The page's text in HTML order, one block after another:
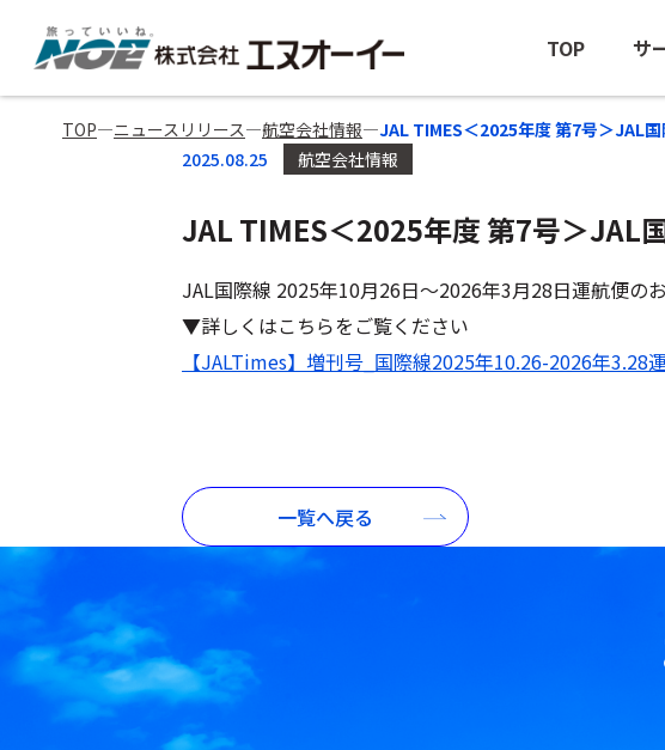
TOP サ
TOP―ニュースリリース―航空会社情報―JAL TIMES＜2025年度 第7号＞JAL
2025.08.25
航空会社情報
JAL TIMES＜2025年度 第7号＞JAL
JAL国際線 2025年10月26日～2026年3月28日運航便の
▼詳しくはこちらをご覧ください
【JALTimes】増刊号_国際線2025年10.26-2026年3.28
一覧へ戻る